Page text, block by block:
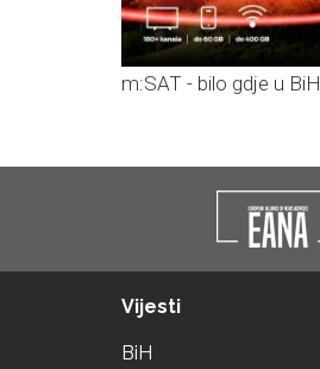
m:SAT - bilo gdje u BiH
Vijesti
BiH